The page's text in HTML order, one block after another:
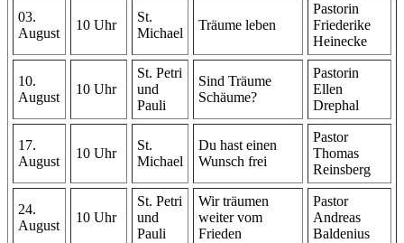
03.
August
10 Uhr
St.
Michael
Träume leben
Pastorin
Friederike
Heinecke
10.
August
10 Uhr
St. Petri
und
Pauli
Sind Träume
Schäume?
Pastorin
Ellen
Drephal
17.
August
10 Uhr
St.
Michael
Du hast einen
Wunsch frei
Pastor
Thomas
Reinsberg
24.
August
10 Uhr
St. Petri
und
Pauli
Wir träumen
weiter vom
Frieden
Pastor
Andreas
Baldenius